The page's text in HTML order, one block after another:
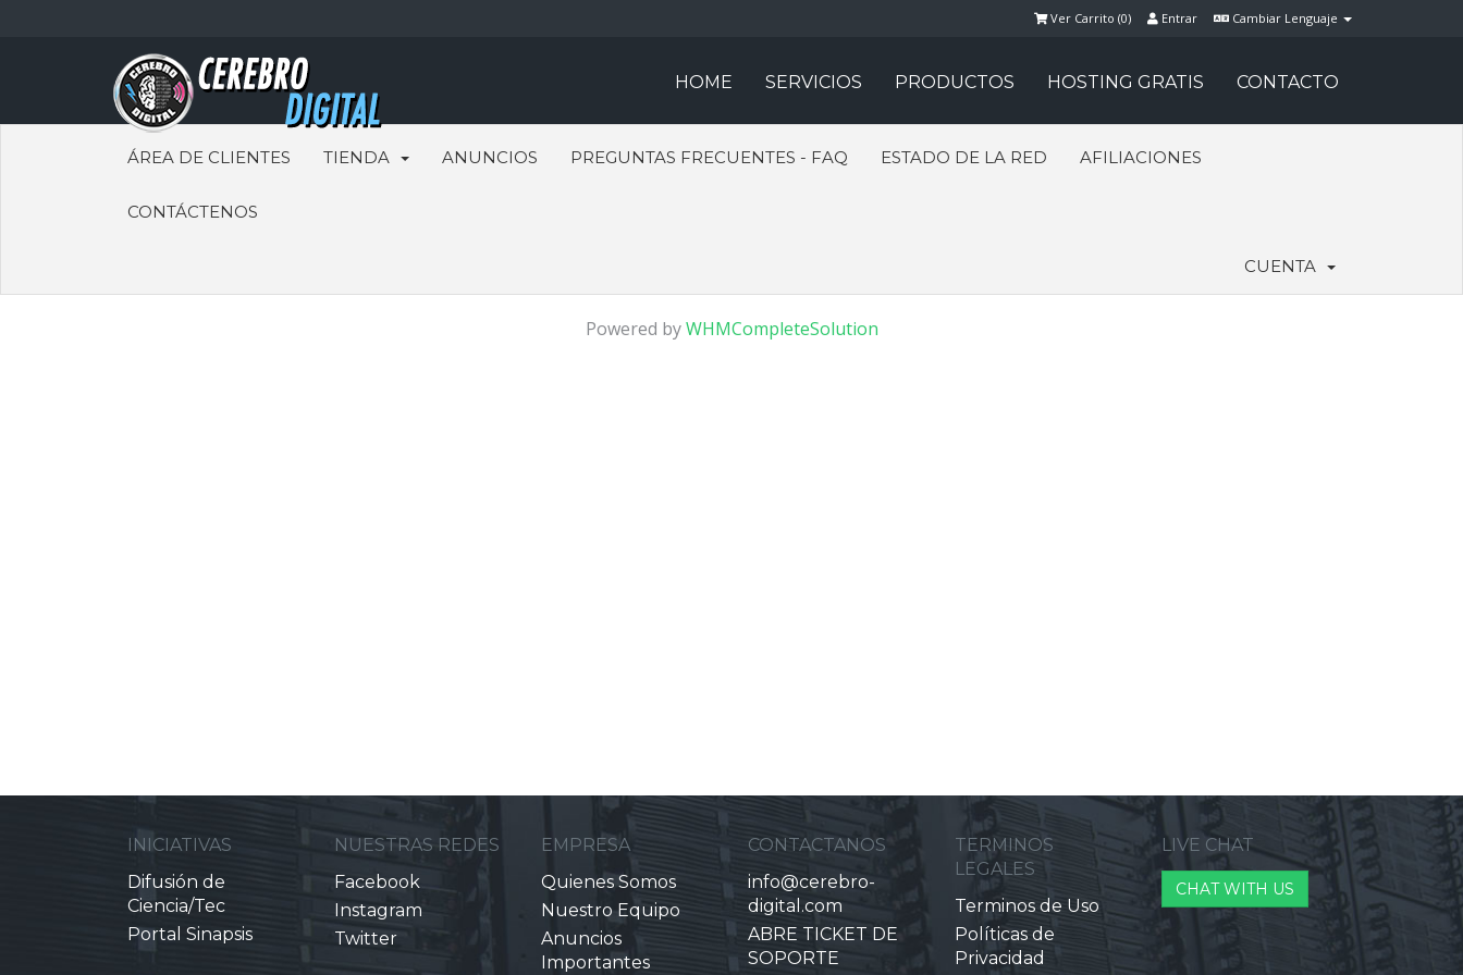
Cambiar Lenguaje
Entrar
Ver Carrito (0)
HOME SERVICIOS PRODUCTOS HOSTING GRATIS CONTACTO
ÁREA DE CLIENTES TIENDA ANUNCIOS PREGUNTAS FRECUENTES - FAQ ESTADO DE LA RED AFILIACIONES
CONTÁCTENOS
CUENTA
Powered byWHMCompleteSolution
INICIATIVAS
Difusión de
Ciencia/Tec
Portal Sinapsis
NUESTRAS REDES
Facebook
Instagram
Twitter
EMPRESA
Quienes Somos
Nuestro Equipo
Anuncios
Importantes
CONTACTANOS
info@cerebro-
digital.com
ABRE TICKET DE
SOPORTE
TERMINOS
LEGALES
Terminos de Uso
Políticas de
Privacidad
LIVE CHAT
CHAT WITH US